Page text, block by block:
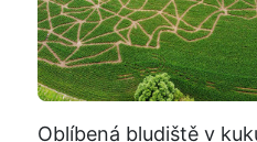
Oblíbená bludiště v